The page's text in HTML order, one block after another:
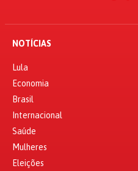
NOTÍCIAS
Lula
Economia
Brasil
Internacional
Saúde
Mulheres
Eleições